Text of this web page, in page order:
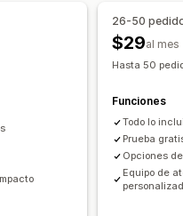
Widget de donación
26-50
$29al mes
Hasta 50
Funciones
Todo lo
Prueba
Opciones
Equipo de